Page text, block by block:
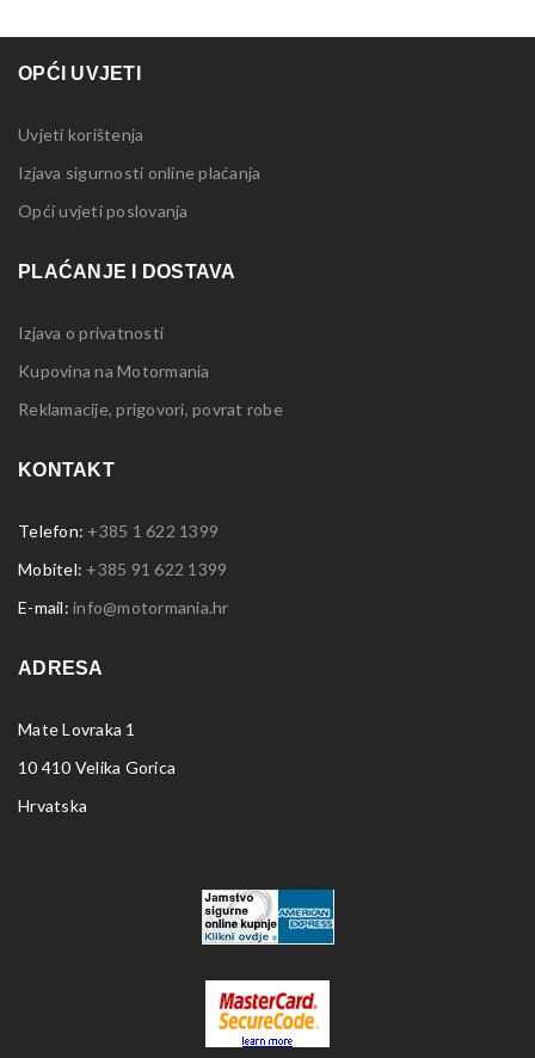
OPĆI UVJETI
Uvjeti korištenja
Izjava sigurnosti online plaćanja
Opći uvjeti poslovanja
PLAĆANJE I DOSTAVA
Izjava o privatnosti
Kupovina na Motormania
Reklamacije, prigovori, povrat robe
KONTAKT
Telefon: +385 1 622 1399
Mobitel: +385 91 622 1399
E-mail: info@motormania.hr
ADRESA
Mate Lovraka 1
10 410 Velika Gorica
Hrvatska